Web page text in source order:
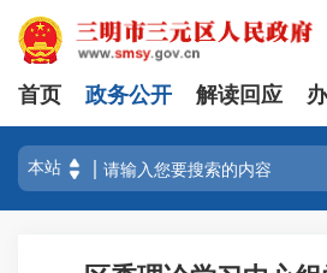
首页 政务公开 解读回应